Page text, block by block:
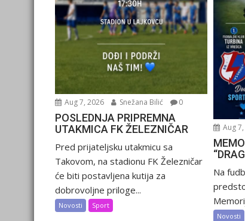
Aug 7, 2026 Snežana Bilić 0
POSLEDNJA PRIPREMNA
UTAKMICA FK ŽELEZNIČAR
Pred prijateljsku utakmicu sa
Takovom, na stadionu FK Železničar
će biti postavljena kutija za
dobrovoljne priloge...
Novosti Sport
Aug
Na
Novosti